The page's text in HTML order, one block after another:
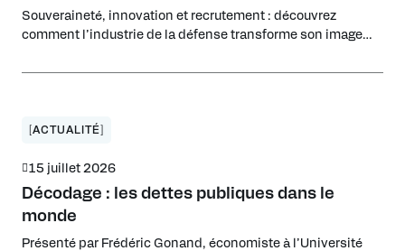
Souveraineté, innovation et recrutement : découvrez
comment l’industrie de la défense transforme son image
[ACTUALITÉ]
15 juillet 2026
Décodage : les dettes publiques dans le
monde
Présenté par Frédéric Gonand, économiste à l’Université